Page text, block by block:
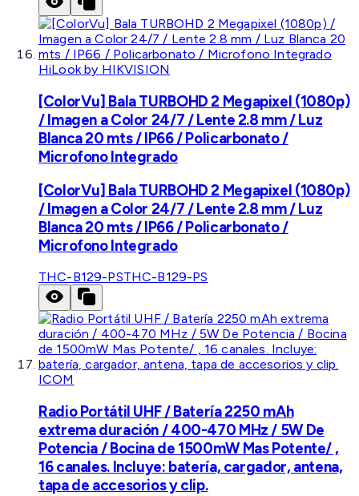
HiLook by HIKVISION
[ColorVu] Bala TURBOHD 2 Megapixel (1080p)
/ Imagen a Color 24/7 / Lente 2.8 mm / Luz
Blanca 20 mts / IP66 / Policarbonato /
Microfono Integrado
[ColorVu] Bala TURBOHD 2 Megapixel (1080p)
/ Imagen a Color 24/7 / Lente 2.8 mm / Luz
Blanca 20 mts / IP66 / Policarbonato /
Microfono Integrado
THC-B129-PSTHC-B129-PS
ICOM
Radio Portátil UHF / Batería 2250 mAh
extrema duración / 400-470 MHz / 5W De
Potencia / Bocina de 1500mW Mas Potente/ ,
16 canales. Incluye: batería, cargador, antena,
tapa de accesorios y clip.